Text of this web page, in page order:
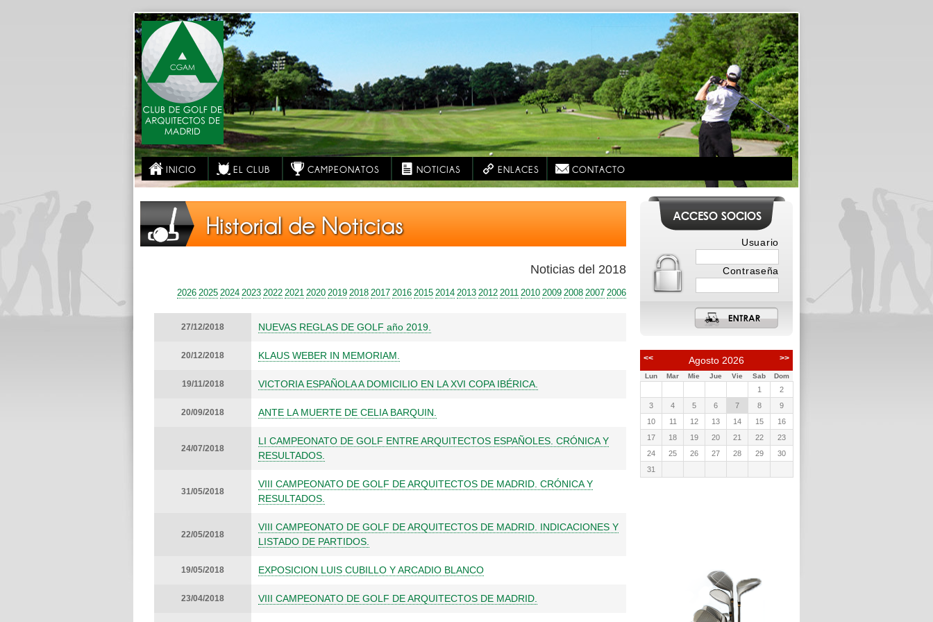
INICIO EL CLUB CAMPEONATOS NOTICIAS ENLACES CONTACTO
Historial de Noticias
Noticias del 2018
2026 2025 2024 2023 2022 2021 2020 2019 2018 2017 2016 2015 2014 2013 2012 2011 2010 2009 2008 2007 2006
27/12/2018 NUEVAS REGLAS DE GOLF año 2019.
20/12/2018 KLAUS WEBER IN MEMORIAM.
19/11/2018 VICTORIA ESPAÑOLA A DOMICILIO EN LA XVI COPA IBÉRICA.
20/09/2018 ANTE LA MUERTE DE CELIA BARQUIN.
24/07/2018
LI CAMPEONATO DE GOLF ENTRE ARQUITECTOS ESPAÑOLES. CRÓNICA Y
RESULTADOS.
31/05/2018
VIII CAMPEONATO DE GOLF DE ARQUITECTOS DE MADRID. CRÓNICA Y
RESULTADOS.
22/05/2018
VIII CAMPEONATO DE GOLF DE ARQUITECTOS DE MADRID. INDICACIONES Y
LISTADO DE PARTIDOS.
19/05/2018 EXPOSICION LUIS CUBILLO Y ARCADIO BLANCO
23/04/2018 VIII CAMPEONATO DE GOLF DE ARQUITECTOS DE MADRID.
Usuario
Contraseña
<< >>
Agosto 2026
Lun Mar Mie Jue Vie Sab Dom
1
2
3
4 5 6 7 8
9
10
11 12 13 14 15
16
17
18 19 20 21 22
23
24
25 26 27 28 29
30
31